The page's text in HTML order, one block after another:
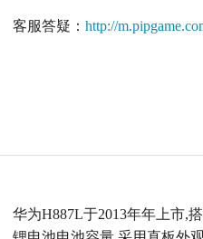
客服答疑：http://
华为H887L于2013年年上市,